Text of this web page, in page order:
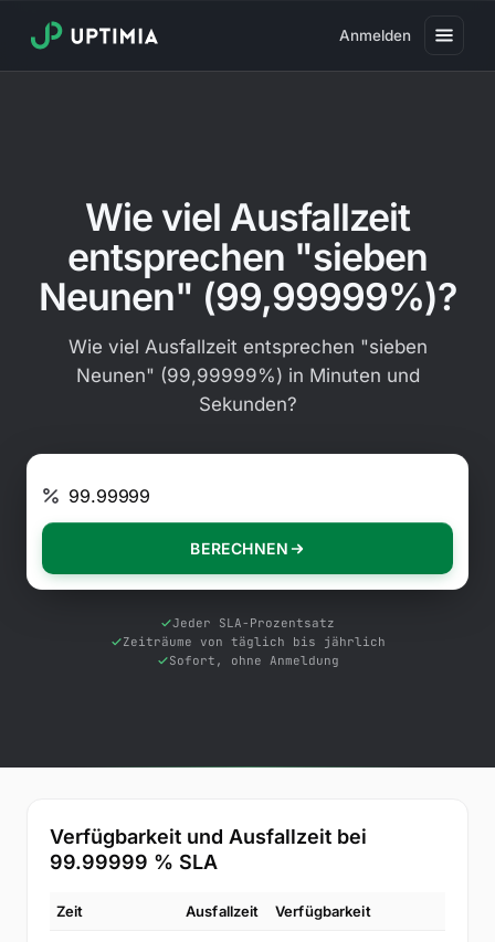
Anmelden
Real User Monitoring
Web-Transaktions-Monitoring
Domain-Monitoring
Öffentliche Statusseite
Kostenlose Tools
Blog
Kontaktieren Sie uns
Wissensdatenbank
Wie viel Ausfallzeit
entsprechen "sieben
Neunen" (99,99999%)?
Wie viel Ausfallzeit entsprechen "sieben
Neunen" (99,99999%) in Minuten und
Sekunden?
SLA-Wert eingeben (z. B. 99,9)
BERECHNEN
Jeder SLA-Prozentsatz
Zeiträume von täglich bis jährlich
Sofort, ohne Anmeldung
Verfügbarkeit und Ausfallzeit bei
99.99999 % SLA
Zeit Ausfallzeit Verfügbarkeit